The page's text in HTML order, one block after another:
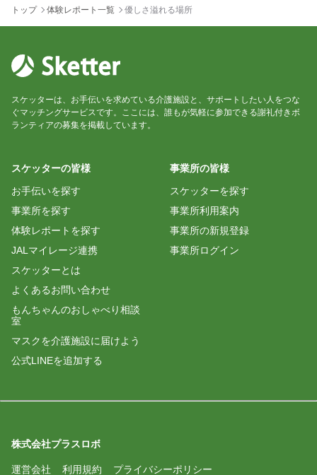
トップ 体験レポート一覧 優しさ溢れる場所
スケッターは、お手伝いを求めている介護施設と、サポートしたい人をつな
ぐマッチングサービスです。ここには、誰もが気軽に参加できる謝礼付きボ
ランティアの募集を掲載しています。
スケッターの皆様
お手伝いを探す
事業所を探す
体験レポートを探す
JALマイレージ連携
スケッターとは
よくあるお問い合わせ
もんちゃんのおしゃべり相談
室
マスクを介護施設に届けよう
公式LINEを追加する
事業所の皆様
スケッターを探す
事業所利用案内
事業所の新規登録
事業所ログイン
株式会社プラスロボ
運営会社 利用規約 プライバシーポリシー